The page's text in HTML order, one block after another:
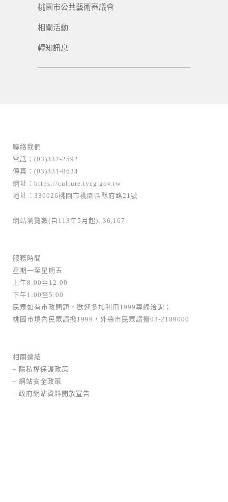
桃園市公共藝術審議會
相關活動
轉知訊息
聯絡我們
電話：(03)332-2592
傳真：(03)331-8634
網址： https://culture.tycg.gov.tw
地址：330026桃園市桃園區縣府路21號
網站瀏覽數(自113年5月起): 36,167
服務時間
星期一至星期五
上午8:00至12:00
下午1:00至5:00
民眾如有市政問題，歡迎多加利用1999專線洽詢；
桃園市境內民眾請撥1999，外縣市民眾請撥03-2189000
相關連結
– 隱私權保護政策
– 網站安全政策
– 政府網站資料開放宣告